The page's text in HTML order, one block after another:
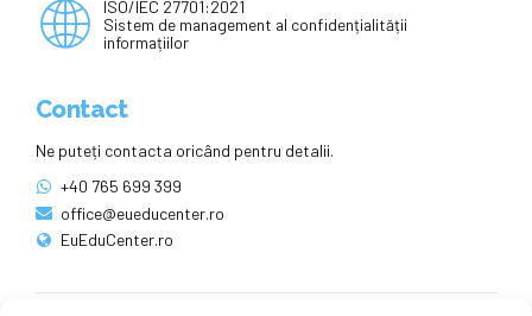
ISO/IEC 27701:2021
Sistem de management al confidențialității
informațiilor
Contact
Ne puteți contacta oricând pentru detalii.
+40 765 699 399
office@eueducenter.ro
EuEduCenter.ro